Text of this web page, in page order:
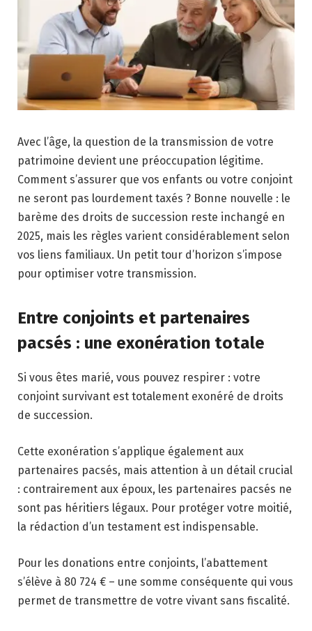
Avec l’âge, la question de la transmission de votre
patrimoine devient une préoccupation légitime.
Comment s’assurer que vos enfants ou votre conjoint
ne seront pas lourdement taxés ? Bonne nouvelle : le
barème des droits de succession reste inchangé en
2025, mais les règles varient considérablement selon
vos liens familiaux. Un petit tour d’horizon s’impose
pour optimiser votre transmission.
Entre conjoints et partenaires
pacsés : une exonération totale
Si vous êtes marié, vous pouvez respirer : votre
conjoint survivant est totalement exonéré de droits
de succession.
Cette exonération s’applique également aux
partenaires pacsés, mais attention à un détail crucial
: contrairement aux époux, les partenaires pacsés ne
sont pas héritiers légaux. Pour protéger votre moitié,
la rédaction d’un testament est indispensable.
Pour les donations entre conjoints, l’abattement
s’élève à 80 724 € – une somme conséquente qui vous
permet de transmettre de votre vivant sans fiscalité.